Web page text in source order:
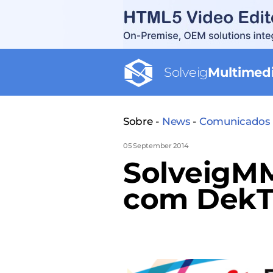
Solveig
Sobre - News-
05 September 2014
com